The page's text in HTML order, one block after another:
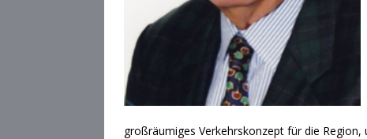
großräumiges Verkehrskonzept für die